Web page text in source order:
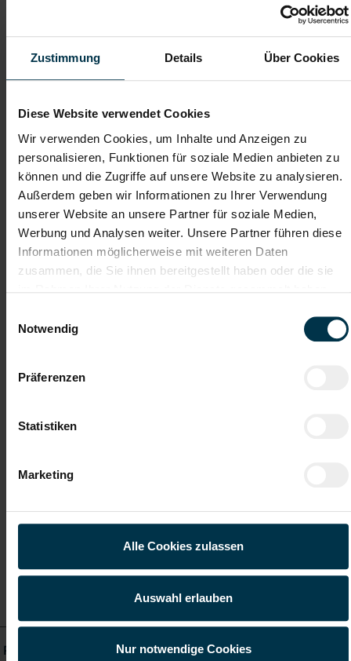
Zustimmung Details Über Cookies
Diese Website verwendet Cookies
Wir verwenden Cookies, um Inhalte und Anzeigen zu
personalisieren, Funktionen für soziale Medien anbieten zu
können und die Zugriffe auf unsere Website zu analysieren.
Außerdem geben wir Informationen zu Ihrer Verwendung
unserer Website an unsere Partner für soziale Medien,
Werbung und Analysen weiter. Unsere Partner führen diese
Informationen möglicherweise mit weiteren Daten
zusammen, die Sie ihnen bereitgestellt haben oder die sie
Notwendig
Präferenzen
Statistiken
Marketing
Alle Cookies zulassen
Auswahl erlauben
Nur notwendige Cookies
persönliche Kontakt sowie eine individuelle Betreuung stehen
bei uns im Vordergrund. Dieses wertschätzende Miteinander ist
seit mehr als 25 Jahren unser Erfolgsrezept und oberstes Credo.
Wir setzen uns dafür ein, dass unsere Kandidat*innen nicht nur
irgendwelche neuen Jobs, sondern neue berufliche
Perspektiven finden, die genau zu deren Zielen passen.
3 Jobangebote mit nur 1
Bewerbung
Wir sind für dich da während
des Bewerbungsprozesses
Überkollektivvertragliche
Bezahlung
Mitarbeiter Auftragsabwicklung Holz & Logistik Saalfelden
Saalfelden
Details zu diesem Job
anzeigen
Produktionsmitarbeiter Brückl Vollzeit keine Schicht (m/w/d)